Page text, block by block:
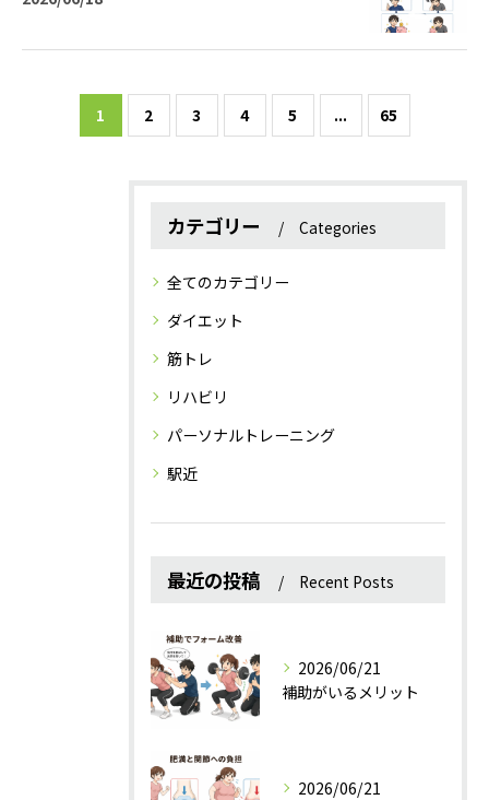
1 2 3 4 5 ... 65
カテゴリー Categories
全てのカテゴリー
ダイエット
筋トレ
リハビリ
パーソナルトレーニング
駅近
最近の投稿 Recent Posts
2026/06/21
補助がいるメリット
2026/06/21